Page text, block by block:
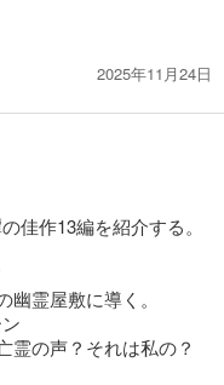
2025年11月24日
佳作13編を紹介する。
霊屋敷に導く。
の声？それは私の？